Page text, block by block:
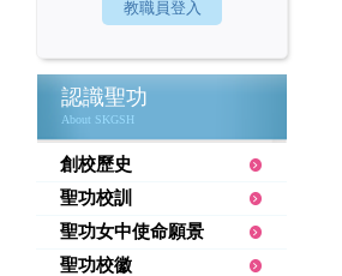
認識聖功
About SKGSH
創校歷史
聖功校訓
聖功女中使命願景
聖功校徽